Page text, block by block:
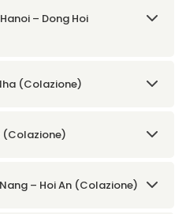
– Dong Hoi
(Colazione)
(Colazione)
– Hoi An (Colazione)